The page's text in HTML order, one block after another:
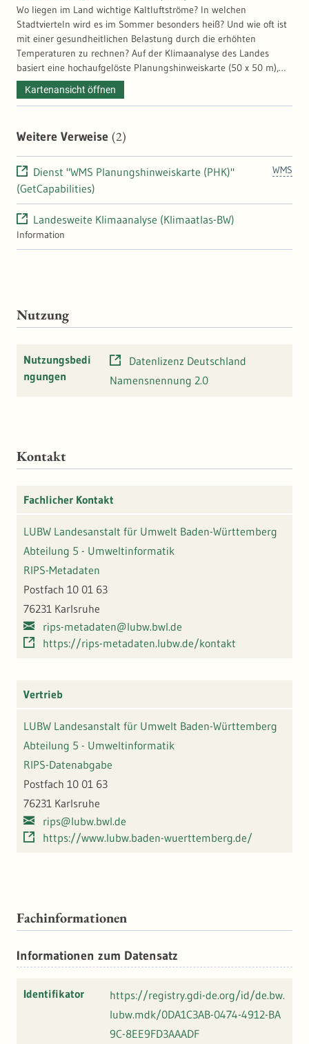
Wo liegen im Land wichtige Kaltluftströme? In welchen
Stadtvierteln wird es im Sommer besonders heiß? Und wie oft ist
mit einer gesundheitlichen Belastung durch die erhöhten
Temperaturen zu rechnen? Auf der Klimaanalyse des Landes
basiert eine hochaufgelöste Planungshinweiskarte (50 x 50 m),
die diese klimatischen Belastungs- und Ausgleichsräume
identifiziert. Anhand der Ergebnisse können flächendeckende
Regional- und Stadtplanung als wichtige Hinweise für
Handlungspotentiale oder zur Ausweisung von Flächen zur
Siedlungs- bzw. Gewerbeentwicklung dienen.
Kartenansicht öffnen
Weitere Verweise (2)
WMS
Dienst "WMS Planungshinweiskarte (PHK)"
(GetCapabilities)
Landesweite Klimaanalyse (Klimaatlas-BW)
Information
Nutzung
Nutzungsbedi
ngungen
Datenlizenz Deutschland
Namensnennung 2.0
Kontakt
Fachlicher Kontakt
LUBW Landesanstalt für Umwelt Baden-Württemberg
Abteilung 5 - Umweltinformatik
RIPS-Metadaten
Postfach 10 01 63
76231 Karlsruhe
rips-metadaten@lubw.bwl.de
https://rips-metadaten.lubw.de/kontakt
Vertrieb
LUBW Landesanstalt für Umwelt Baden-Württemberg
Abteilung 5 - Umweltinformatik
RIPS-Datenabgabe
Postfach 10 01 63
76231 Karlsruhe
rips@lubw.bwl.de
https://www.lubw.baden-wuerttemberg.de/
Fachinformationen
Informationen zum Datensatz
Identifikator
https://registry.gdi-de.org/id/de.bw.
lubw.mdk/0DA1C3AB-0474-4912-BA
9C-8EE9FD3AAADF